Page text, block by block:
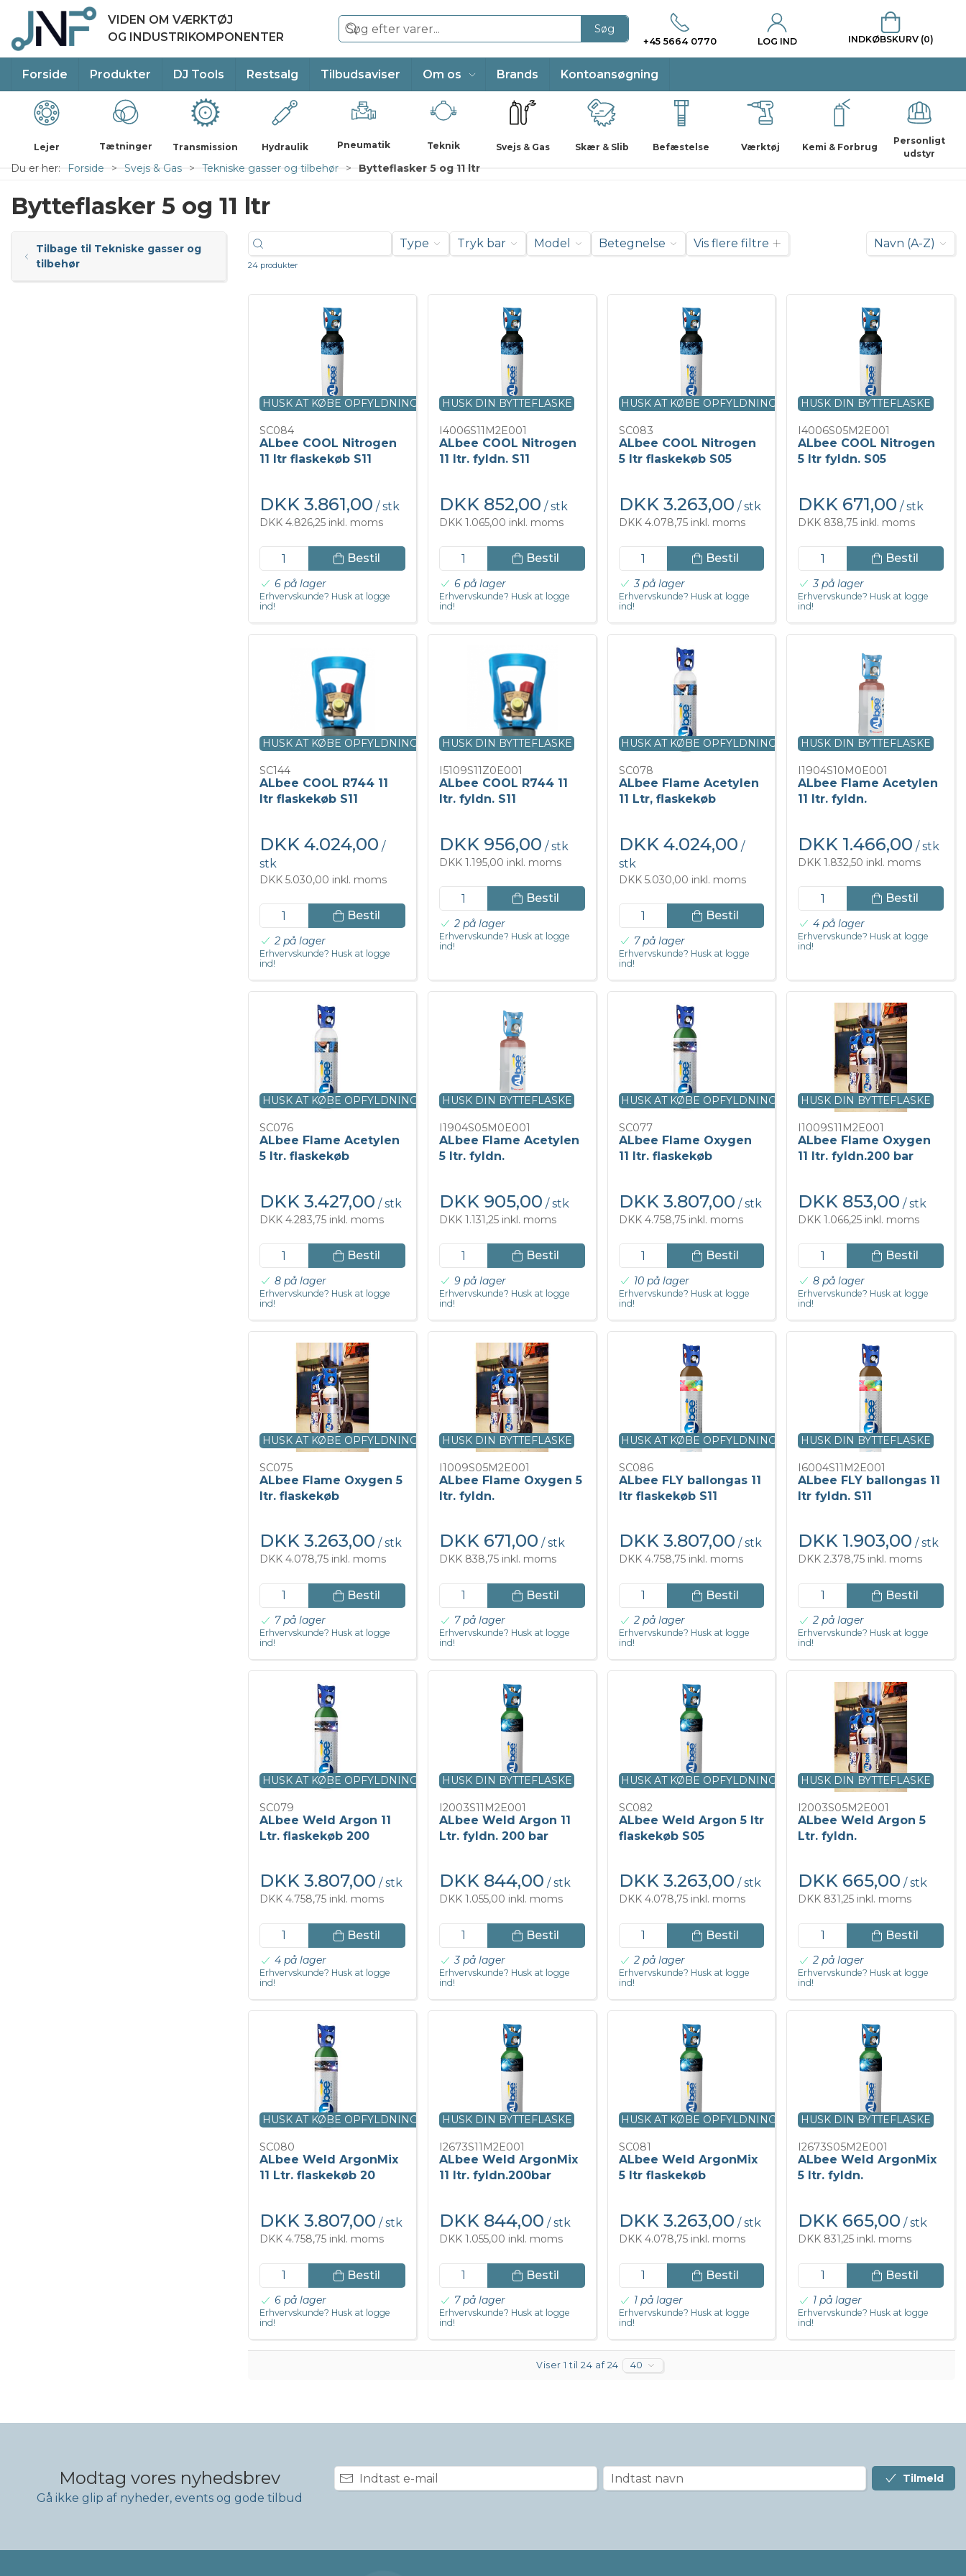
VIDEN OM VÆRKTØJ
OG INDUSTRIKOMPONENTER
Søg
+45 5664 0770 LOG IND INDKØBSKURV (0)
Forside Produkter DJ Tools Restsalg Tilbudsaviser Om os Brands Kontoansøgning
Lejer Tætninger Transmission Hydraulik Pneumatik Teknik Svejs & Gas Skær & Slib Befæstelse Værktøj Kemi & Forbrug
Personligt
udstyr
Du er her: Forside Svejs & Gas Tekniske gasser og tilbehør Bytteflasker 5 og 11 ltr
Bytteflasker 5 og 11 ltr
Tilbage til Tekniske gasser og
tilbehør
Type Tryk bar Model Betegnelse Vis flere filtre Navn (A-Z)
24 produkter
HUSK AT KØBE OPFYLDNING
SC084
ALbee COOL Nitrogen
11 ltr flaskekøb S11
DKK 3.861,00 / stk
DKK 4.826,25 inkl. moms
Bestil
6 på lager
Erhvervskunde? Husk at logge
ind!
HUSK DIN BYTTEFLASKE
I4006S11M2E001
ALbee COOL Nitrogen
11 ltr. fyldn. S11
DKK 852,00 / stk
DKK 1.065,00 inkl. moms
Bestil
6 på lager
Erhvervskunde? Husk at logge
ind!
HUSK AT KØBE OPFYLDNING
SC083
ALbee COOL Nitrogen
5 ltr flaskekøb S05
DKK 3.263,00 / stk
DKK 4.078,75 inkl. moms
Bestil
3 på lager
Erhvervskunde? Husk at logge
ind!
HUSK DIN BYTTEFLASKE
I4006S05M2E001
ALbee COOL Nitrogen
5 ltr fyldn. S05
DKK 671,00 / stk
DKK 838,75 inkl. moms
Bestil
3 på lager
Erhvervskunde? Husk at logge
ind!
HUSK AT KØBE OPFYLDNING
SC144
ALbee COOL R744 11
ltr flaskekøb S11
DKK 4.024,00 /
stk
DKK 5.030,00 inkl. moms
Bestil
2 på lager
Erhvervskunde? Husk at logge
ind!
HUSK DIN BYTTEFLASKE
I5109S11Z0E001
ALbee COOL R744 11
ltr. fyldn. S11
DKK 956,00 / stk
DKK 1.195,00 inkl. moms
Bestil
2 på lager
Erhvervskunde? Husk at logge
ind!
HUSK AT KØBE OPFYLDNING
SC078
ALbee Flame Acetylen
11 Ltr, flaskekøb
DKK 4.024,00 /
stk
DKK 5.030,00 inkl. moms
Bestil
7 på lager
Erhvervskunde? Husk at logge
ind!
HUSK DIN BYTTEFLASKE
I1904S10M0E001
ALbee Flame Acetylen
11 ltr. fyldn.
DKK 1.466,00 / stk
DKK 1.832,50 inkl. moms
Bestil
4 på lager
Erhvervskunde? Husk at logge
ind!
HUSK AT KØBE OPFYLDNING
SC076
ALbee Flame Acetylen
5 ltr. flaskekøb
DKK 3.427,00 / stk
DKK 4.283,75 inkl. moms
Bestil
8 på lager
Erhvervskunde? Husk at logge
ind!
HUSK DIN BYTTEFLASKE
I1904S05M0E001
ALbee Flame Acetylen
5 ltr. fyldn.
DKK 905,00 / stk
DKK 1.131,25 inkl. moms
Bestil
9 på lager
Erhvervskunde? Husk at logge
ind!
HUSK AT KØBE OPFYLDNING
SC077
ALbee Flame Oxygen
11 ltr. flaskekøb
DKK 3.807,00 / stk
DKK 4.758,75 inkl. moms
Bestil
10 på lager
Erhvervskunde? Husk at logge
ind!
HUSK DIN BYTTEFLASKE
I1009S11M2E001
ALbee Flame Oxygen
11 ltr. fyldn.200 bar
DKK 853,00 / stk
DKK 1.066,25 inkl. moms
Bestil
8 på lager
Erhvervskunde? Husk at logge
ind!
HUSK AT KØBE OPFYLDNING
SC075
ALbee Flame Oxygen 5
ltr. flaskekøb
DKK 3.263,00 / stk
DKK 4.078,75 inkl. moms
Bestil
7 på lager
Erhvervskunde? Husk at logge
ind!
HUSK DIN BYTTEFLASKE
I1009S05M2E001
ALbee Flame Oxygen 5
ltr. fyldn.
DKK 671,00 / stk
DKK 838,75 inkl. moms
Bestil
7 på lager
Erhvervskunde? Husk at logge
ind!
HUSK AT KØBE OPFYLDNING
SC086
ALbee FLY ballongas 11
ltr flaskekøb S11
DKK 3.807,00 / stk
DKK 4.758,75 inkl. moms
Bestil
2 på lager
Erhvervskunde? Husk at logge
ind!
HUSK DIN BYTTEFLASKE
I6004S11M2E001
ALbee FLY ballongas 11
ltr fyldn. S11
DKK 1.903,00 / stk
DKK 2.378,75 inkl. moms
Bestil
2 på lager
Erhvervskunde? Husk at logge
ind!
HUSK AT KØBE OPFYLDNING
SC079
ALbee Weld Argon 11
Ltr. flaskekøb 200
DKK 3.807,00 / stk
DKK 4.758,75 inkl. moms
Bestil
4 på lager
Erhvervskunde? Husk at logge
ind!
HUSK DIN BYTTEFLASKE
I2003S11M2E001
ALbee Weld Argon 11
Ltr. fyldn. 200 bar
DKK 844,00 / stk
DKK 1.055,00 inkl. moms
Bestil
3 på lager
Erhvervskunde? Husk at logge
ind!
HUSK AT KØBE OPFYLDNING
SC082
ALbee Weld Argon 5 ltr
flaskekøb S05
DKK 3.263,00 / stk
DKK 4.078,75 inkl. moms
Bestil
2 på lager
Erhvervskunde? Husk at logge
ind!
HUSK DIN BYTTEFLASKE
I2003S05M2E001
ALbee Weld Argon 5
Ltr. fyldn.
DKK 665,00 / stk
DKK 831,25 inkl. moms
Bestil
2 på lager
Erhvervskunde? Husk at logge
ind!
HUSK AT KØBE OPFYLDNING
SC080
ALbee Weld ArgonMix
11 Ltr. flaskekøb 20
DKK 3.807,00 / stk
DKK 4.758,75 inkl. moms
Bestil
6 på lager
Erhvervskunde? Husk at logge
ind!
HUSK DIN BYTTEFLASKE
I2673S11M2E001
ALbee Weld ArgonMix
11 ltr. fyldn.200bar
DKK 844,00 / stk
DKK 1.055,00 inkl. moms
Bestil
7 på lager
Erhvervskunde? Husk at logge
ind!
HUSK AT KØBE OPFYLDNING
SC081
ALbee Weld ArgonMix
5 ltr flaskekøb
DKK 3.263,00 / stk
DKK 4.078,75 inkl. moms
Bestil
1 på lager
Erhvervskunde? Husk at logge
ind!
HUSK DIN BYTTEFLASKE
I2673S05M2E001
ALbee Weld ArgonMix
5 ltr. fyldn.
DKK 665,00 / stk
DKK 831,25 inkl. moms
Bestil
1 på lager
Erhvervskunde? Husk at logge
ind!
Viser 1 til 24 af 24 40
Modtag vores nyhedsbrev
Gå ikke glip af nyheder, events og gode tilbud
Tilmeld